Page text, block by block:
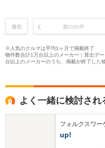
最初 前の30件
※人気のクルマは平均1ヶ月で掲載終了
物件数合計1万台以上のメーカー｜算出デ
台以上のメーカーのうち、掲載が終了した
よく一緒に検討され
フォルクスワー
up!